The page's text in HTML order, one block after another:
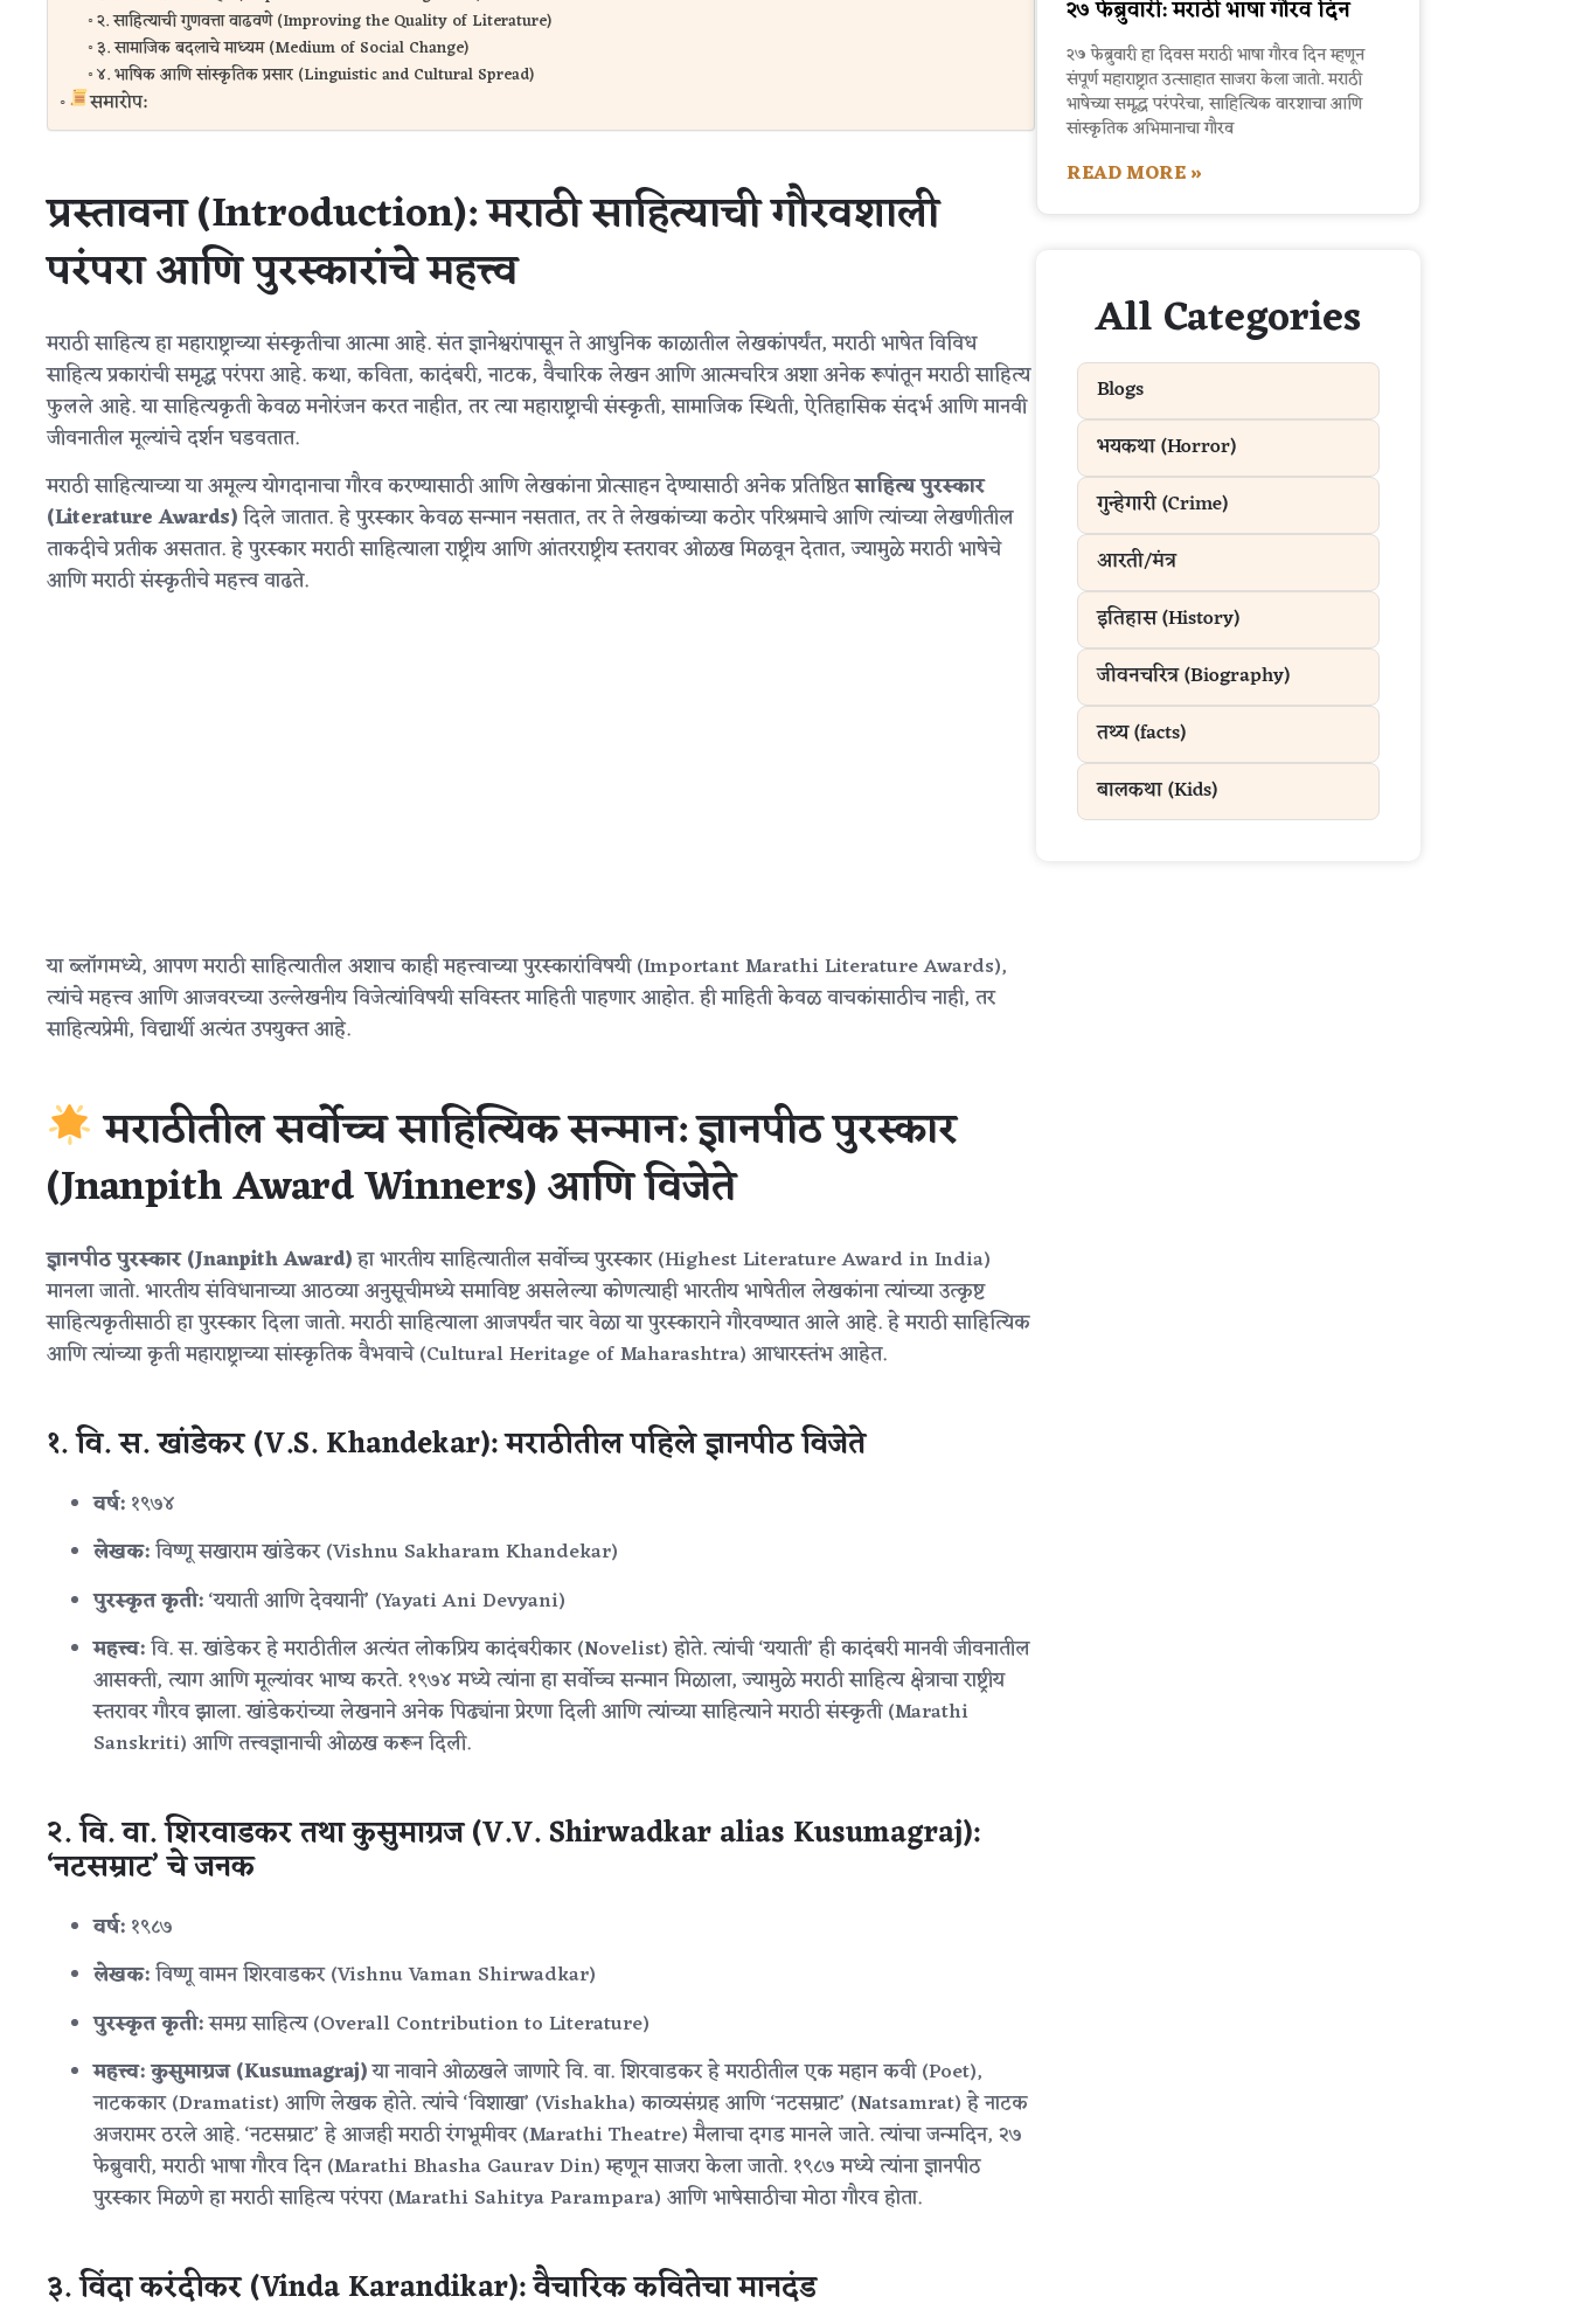
२. साहित्याची गुणवत्ता वाढवणे (Improving the Quality of Literature)
३. सामाजिक बदलाचे माध्यम (Medium of Social Change)
४. भाषिक आणि सांस्कृतिक प्रसार (Linguistic and Cultural Spread)
समारोप:
प्रस्तावना (Introduction): मराठी साहित्याची गौरवशाली
परंपरा आणि पुरस्कारांचे महत्त्व
मराठी साहित्य हा महाराष्ट्राच्या संस्कृतीचा आत्मा आहे. संत ज्ञानेश्वरांपासून ते आधुनिक काळातील लेखकांपर्यंत, मराठी भाषेत विविध
साहित्य प्रकारांची समृद्ध परंपरा आहे. कथा, कविता, कादंबरी, नाटक, वैचारिक लेखन आणि आत्मचरित्र अशा अनेक रूपांतून मराठी साहित्य
फुलले आहे. या साहित्यकृती केवळ मनोरंजन करत नाहीत, तर त्या महाराष्ट्राची संस्कृती, सामाजिक स्थिती, ऐतिहासिक संदर्भ आणि मानवी
जीवनातील मूल्यांचे दर्शन घडवतात.
मराठी साहित्याच्या या अमूल्य योगदानाचा गौरव करण्यासाठी आणि लेखकांना प्रोत्साहन देण्यासाठी अनेक प्रतिष्ठितसाहित्य पुरस्कार
(Literature Awards)दिले जातात. हे पुरस्कार केवळ सन्मान नसतात, तर ते लेखकांच्या कठोर परिश्रमाचे आणि त्यांच्या लेखणीतील
ताकदीचे प्रतीक असतात. हे पुरस्कार मराठी साहित्याला राष्ट्रीय आणि आंतरराष्ट्रीय स्तरावर ओळख मिळवून देतात, ज्यामुळे मराठी भाषेचे
आणि मराठी संस्कृतीचे महत्त्व वाढते.
या ब्लॉगमध्ये, आपण मराठी साहित्यातील अशाच काही महत्त्वाच्या पुरस्कारांविषयी (Important Marathi Literature Awards),
त्यांचे महत्त्व आणि आजवरच्या उल्लेखनीय विजेत्यांविषयी सविस्तर माहिती पाहणार आहोत. ही माहिती केवळ वाचकांसाठीच नाही, तर
साहित्यप्रेमी, विद्यार्थी अत्यंत उपयुक्त आहे.
मराठीतील सर्वोच्च साहित्यिक सन्मान: ज्ञानपीठ पुरस्कार
(Jnanpith Award Winners) आणि विजेते
ज्ञानपीठ पुरस्कार (Jnanpith Award)हा भारतीय साहित्यातील सर्वोच्च पुरस्कार (Highest Literature Award in India)
मानला जातो. भारतीय संविधानाच्या आठव्या अनुसूचीमध्ये समाविष्ट असलेल्या कोणत्याही भारतीय भाषेतील लेखकांना त्यांच्या उत्कृष्ट
साहित्यकृतीसाठी हा पुरस्कार दिला जातो. मराठी साहित्याला आजपर्यंत चार वेळा या पुरस्काराने गौरवण्यात आले आहे. हे मराठी साहित्यिक
आणि त्यांच्या कृती महाराष्ट्राच्या सांस्कृतिक वैभवाचे (Cultural Heritage of Maharashtra) आधारस्तंभ आहेत.
१. वि. स. खांडेकर (V.S. Khandekar): मराठीतील पहिले ज्ञानपीठ विजेते
वर्ष: १९७४
लेखक:विष्णू सखाराम खांडेकर (Vishnu Sakharam Khandekar)
पुरस्कृत कृती:‘ययाती आणि देवयानी’ (Yayati Ani Devyani)
महत्त्व:वि. स. खांडेकर हे मराठीतील अत्यंत लोकप्रिय कादंबरीकार (Novelist) होते. त्यांची ‘ययाती’ ही कादंबरी मानवी जीवनातील
आसक्ती, त्याग आणि मूल्यांवर भाष्य करते. १९७४ मध्ये त्यांना हा सर्वोच्च सन्मान मिळाला, ज्यामुळे मराठी साहित्य क्षेत्राचा राष्ट्रीय
स्तरावर गौरव झाला. खांडेकरांच्या लेखनाने अनेक पिढ्यांना प्रेरणा दिली आणि त्यांच्या साहित्याने मराठी संस्कृती (Marathi
Sanskriti) आणि तत्त्वज्ञानाची ओळख करून दिली.
२. वि. वा. शिरवाडकर तथा कुसुमाग्रज (V.V. Shirwadkar alias Kusumagraj):
‘नटसम्राट’ चे जनक
वर्ष: १९८७
लेखक:विष्णू वामन शिरवाडकर (Vishnu Vaman Shirwadkar)
पुरस्कृत कृती:समग्र साहित्य (Overall Contribution to Literature)
महत्त्व:कुसुमाग्रज (Kusumagraj)या नावाने ओळखले जाणारे वि. वा. शिरवाडकर हे मराठीतील एक महान कवी (Poet),
नाटककार (Dramatist) आणि लेखक होते. त्यांचे ‘विशाखा’ (Vishakha) काव्यसंग्रह आणि ‘नटसम्राट’ (Natsamrat) हे नाटक
अजरामर ठरले आहे. ‘नटसम्राट’ हे आजही मराठी रंगभूमीवर (Marathi Theatre) मैलाचा दगड मानले जाते. त्यांचा जन्मदिन, २७
फेब्रुवारी, मराठी भाषा गौरव दिन (Marathi Bhasha Gaurav Din) म्हणून साजरा केला जातो. १९८७ मध्ये त्यांना ज्ञानपीठ
पुरस्कार मिळणे हा मराठी साहित्य परंपरा (Marathi Sahitya Parampara) आणि भाषेसाठीचा मोठा गौरव होता.
३. विंदा करंदीकर (Vinda Karandikar): वैचारिक कवितेचा मानदंड
२७ फेब्रुवारी: मराठी भाषा गौरव दिन
२७ फेब्रुवारी हा दिवस मराठी भाषा गौरव दिन म्हणून
संपूर्ण महाराष्ट्रात उत्साहात साजरा केला जातो. मराठी
भाषेच्या समृद्ध परंपरेचा, साहित्यिक वारशाचा आणि
सांस्कृतिक अभिमानाचा गौरव
READ MORE »
All Categories
Blogs
भयकथा (Horror)
गुन्हेगारी (Crime)
आरती/मंत्र
इतिहास (History)
जीवनचरित्र (Biography)
तथ्य (facts)
बालकथा (Kids)